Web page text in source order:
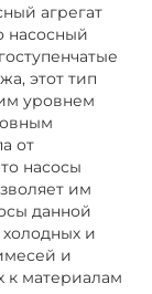
агрегат
насосный
этот тип
уровнем
от
насосы
им
данной
и
и
к материалам